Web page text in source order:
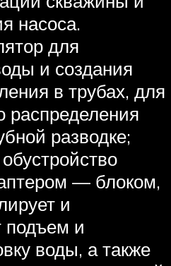
насоса.
для
и создания
в трубах, для
распределения
разводке;
— блоком,
и
подъем и
воды, а также